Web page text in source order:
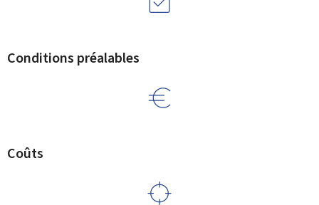
Conditions préalables
Coûts